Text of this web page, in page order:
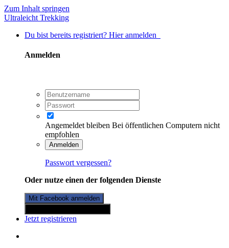
Zum Inhalt springen
Ultraleicht Trekking
Du bist bereits registriert? Hier anmelden
Anmelden
Angemeldet bleiben Bei öffentlichen Computern nicht
empfohlen
Anmelden
Passwort vergessen?
Oder nutze einen der folgenden Dienste
Mit Facebook anmelden
Jetzt registrieren